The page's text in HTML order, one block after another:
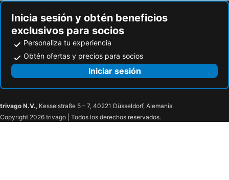
Inicia sesión y obtén beneficios
exclusivos para socios
Personaliza tu experiencia
Obtén ofertas y precios para socios
Iniciar sesión
trivago N.V., Kesselstraße 5 – 7, 40221 Düsseldorf, Alemania
Copyright 2026 trivago | Todos los derechos reservados.